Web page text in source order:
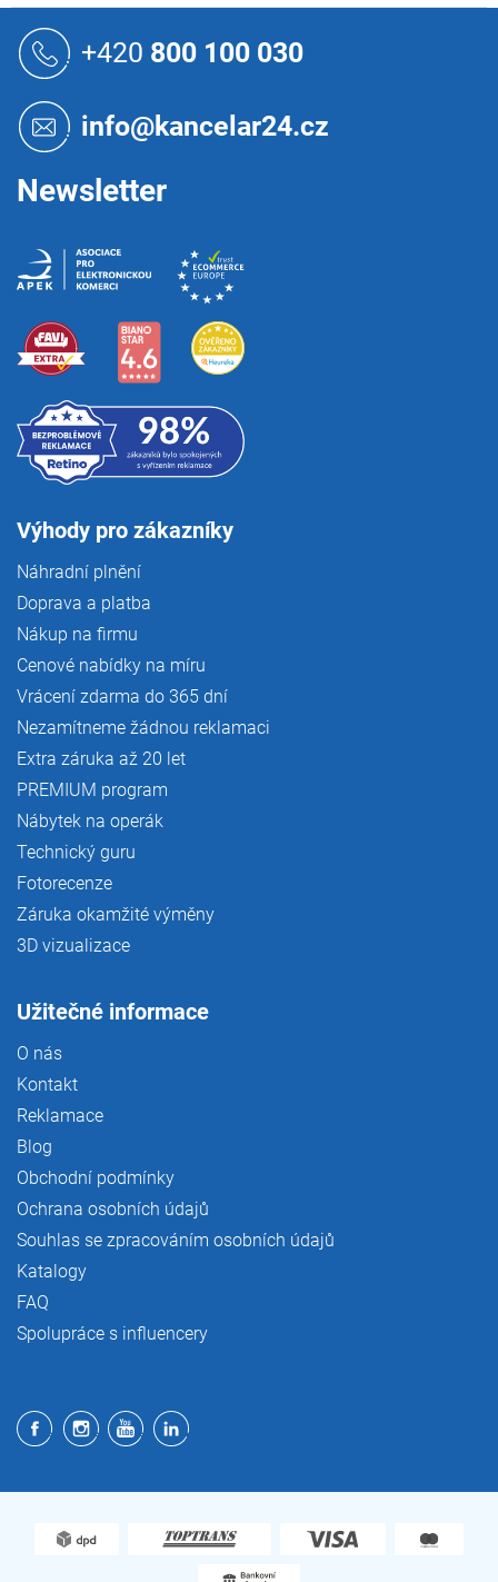
+420 800 100 030
info@kancelar24.cz
Newsletter
Výhody pro zákazníky
Náhradní plnění
Doprava a platba
Nákup na firmu
Cenové nabídky na míru
Vrácení zdarma do 365 dní
Nezamítneme žádnou reklamaci
Extra záruka až 20 let
PREMIUM program
Nábytek na operák
Technický guru
Fotorecenze
Záruka okamžité výměny
3D vizualizace
Užitečné informace
O nás
Kontakt
Reklamace
Blog
Obchodní podmínky
Ochrana osobních údajů
Souhlas se zpracováním osobních údajů
Katalogy
FAQ
Spolupráce s influencery